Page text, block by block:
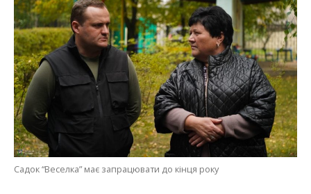
Садок “Веселка” має запрацювати до кінця року